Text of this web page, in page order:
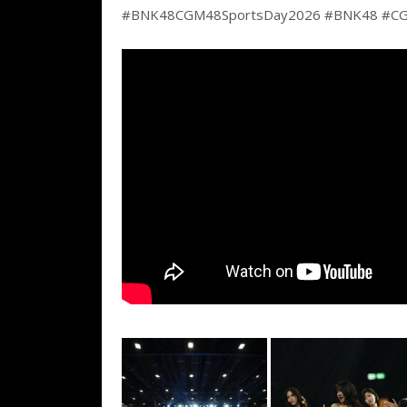
#BNK48CGM48SportsDay2026 #BNK48